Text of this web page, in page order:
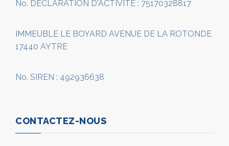
No. DÉCLARATION D'ACTIVITÉ : 75170328817
IMMEUBLE LE BOYARD AVENUE DE LA ROTONDE
17440 AYTRE
No. SIREN : 492936638
CONTACTEZ-NOUS